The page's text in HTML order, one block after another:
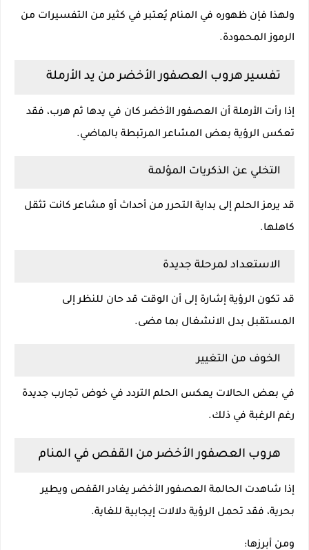
ولهذا فإن ظهوره في المنام يُعتبر في كثير من التفسيرات من
الرموز المحمودة.
تفسير هروب العصفور الأخضر من يد الأرملة
إذا رأت الأرملة أن العصفور الأخضر كان في يدها ثم هرب، فقد
تعكس الرؤية بعض المشاعر المرتبطة بالماضي.
التخلي عن الذكريات المؤلمة
قد يرمز الحلم إلى بداية التحرر من أحداث أو مشاعر كانت تثقل
كاهلها.
الاستعداد لمرحلة جديدة
قد تكون الرؤية إشارة إلى أن الوقت قد حان للنظر إلى
المستقبل بدل الانشغال بما مضى.
الخوف من التغيير
في بعض الحالات يعكس الحلم التردد في خوض تجارب جديدة
رغم الرغبة في ذلك.
هروب العصفور الأخضر من القفص في المنام
إذا شاهدت الحالمة العصفور الأخضر يغادر القفص ويطير
بحرية، فقد تحمل الرؤية دلالات إيجابية للغاية.
ومن أبرزها: